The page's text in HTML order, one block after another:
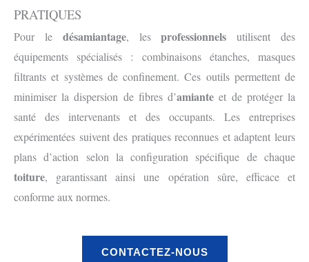
PRATIQUES
Pour le désamiantage, lesprofessionnels utilisent des
équipements spécialisés : combinaisons étanches, masques
filtrants et systèmes de confinement. Ces outils permettent de
minimiser la dispersion de fibres d’amiante et de protéger la
santé des intervenants et des occupants. Les entreprises
expérimentées suivent des pratiques reconnues et adaptent leurs
plans d’action selon la configuration spécifique de chaque
toiture, garantissant ainsi une opération sûre, efficace et
conforme aux normes.
CONTACTEZ-NOUS